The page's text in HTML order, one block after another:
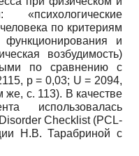
«психологические
по критериям
функционирования и
возбудимость)
по сравнению с
p = 0,03; U = 2094,
же, с. 113). В качестве
использовалась
Checklist (PCL-
Н.В. Тарабриной с